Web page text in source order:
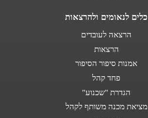
כלים לנאומים ולהרצאות
הרצאה לעובדים
הרצאות
אמנות סיפור הסיפור
פחד קהל
הגדרת "שכנוע"
מציאת מכנה משותף לקהל